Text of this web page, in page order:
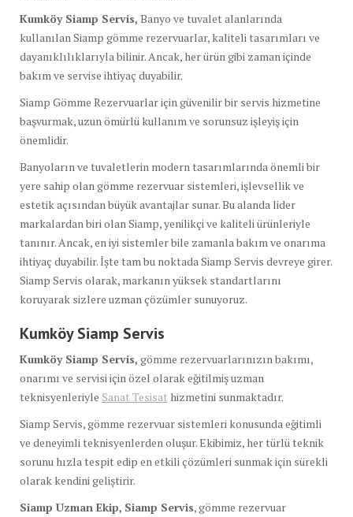
Kumköy Siamp Servis, Banyo ve tuvalet alanlarında
kullanılan Siamp gömme rezervuarlar, kaliteli tasarımları ve
dayanıklılıklarıyla bilinir. Ancak, her ürün gibi zaman içinde
bakım ve servise ihtiyaç duyabilir.
Siamp Gömme Rezervuarlar için güvenilir bir servis hizmetine
başvurmak, uzun ömürlü kullanım ve sorunsuz işleyiş için
önemlidir.
Banyoların ve tuvaletlerin modern tasarımlarında önemli bir
yere sahip olan gömme rezervuar sistemleri, işlevsellik ve
estetik açısından büyük avantajlar sunar. Bu alanda lider
markalardan biri olan Siamp, yenilikçi ve kaliteli ürünleriyle
tanınır. Ancak, en iyi sistemler bile zamanla bakım ve onarıma
ihtiyaç duyabilir. İşte tam bu noktada Siamp Servis devreye girer.
Siamp Servis olarak, markanın yüksek standartlarını
koruyarak sizlere uzman çözümler sunuyoruz.
Kumköy Siamp Servis
Kumköy Siamp Servis, gömme rezervuarlarınızın bakımı,
onarımı ve servisi için özel olarak eğitilmiş uzman
teknisyenleriyle Sanat Tesisat hizmetini sunmaktadır.
Siamp Servis, gömme rezervuar sistemleri konusunda eğitimli
ve deneyimli teknisyenlerden oluşur. Ekibimiz, her türlü teknik
sorunu hızla tespit edip en etkili çözümleri sunmak için sürekli
olarak kendini geliştirir.
Siamp Uzman Ekip, Siamp Servis, gömme rezervuar